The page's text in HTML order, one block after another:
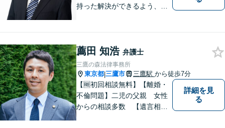
持った解決ができるよう、問
限の努力を尽くしていきま
す。【司法書士資格あり】
【宅建士資格あり】【法テラ
ス利用可能】
薦田 知浩 弁護士
三鷹の森法律事務所
東京都|三鷹市 三鷹駅 から徒歩7分
【🆓初回相談無料】【離婚・
不倫問題】二児の父親 女性
からの相談多数 【遺言相
詳細を見
る